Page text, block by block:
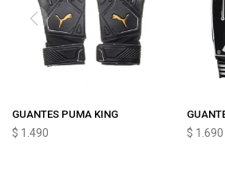
GUANTES PUMA KING
$ 1.490 $ 1.690